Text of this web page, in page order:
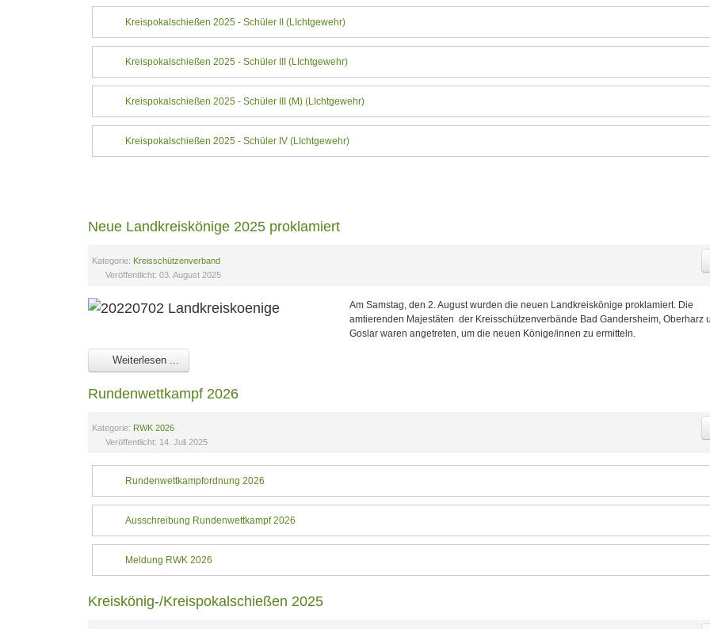
Kreispokalschießen 2025 - Schüler II (LIchtgewehr)
Kreispokalschießen 2025 - Schüler III (LIchtgewehr)
Kreispokalschießen 2025 - Schüler III (M) (LIchtgewehr)
Kreispokalschießen 2025 - Schüler IV (LIchtgewehr)
Neue Landkreiskönige 2025 proklamiert
Kategorie: Kreisschützenverband
Veröffentlicht: 03. August 2025
Am Samstag, den 2. August wurden die neuen Landkreiskönige proklamiert. Die
amtierenden Majestäten der Kreisschützenverbände Bad Gandersheim, Oberharz
Goslar waren angetreten, um die neuen Könige/innen zu ermitteln.
Weiterlesen ...
Rundenwettkampf 2026
Kategorie: RWK 2026
Veröffentlicht: 14. Juli 2025
Rundenwettkampfordnung 2026
Ausschreibung Rundenwettkampf 2026
Meldung RWK 2026
Kreiskönig-/Kreispokalschießen 2025